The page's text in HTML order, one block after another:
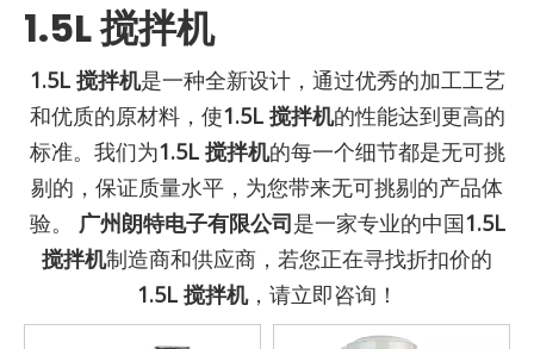
1.5L 搅拌机
1.5L 搅拌机是一种全新设计，通过优秀的加工工艺
和优质的原材料，使1.5L 搅拌机的性能达到更高的
标准。我们为1.5L 搅拌机的每一个细节都是无可挑
剔的，保证质量水平，为您带来无可挑剔的产品体
验。 广州朗特电子有限公司是一家专业的中国1.5L
搅拌机制造商和供应商，若您正在寻找折扣价的
1.5L 搅拌机，请立即咨询！